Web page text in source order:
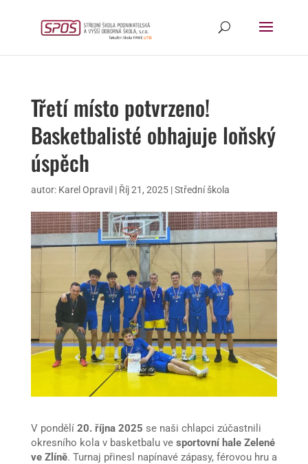
Třetí místo potvrzeno!
Basketbalisté obhajuje loňský
úspěch
autor: Karel Opravil | Říj 21, 2025|Střední škola
V pondělí 20. října 2025 se naši chlapci zúčastnili
okresního kola v basketbalu ve sportovní hale Zelené
ve Zlíně. Turnaj přinesl napínavé zápasy, férovou hru a